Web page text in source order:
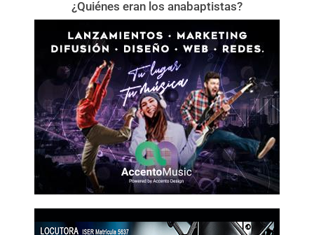
¿Quiénes eran los anabaptistas?